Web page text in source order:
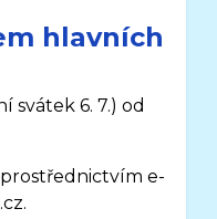
hlavních
svátek 6. 7.)od
e-